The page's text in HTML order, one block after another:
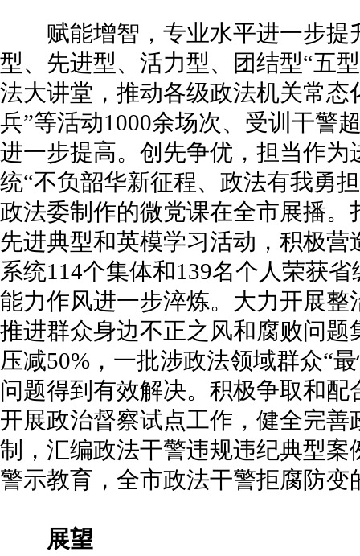
赋能增智，专业水平进一步提
型、先进型、活力型、团结型“五
法大讲堂，推动各级政法机关常态
兵”等活动1000余场次、受训干警
进一步提高。创先争优，担当作
统“不负韶华新征程、政法有我勇
政法委制作的微党课在全市展播
先进典型和英模学习活动，积极营
系统114个集体和139名个人荣获
能力作风进一步淬炼。大力开展
推进群众身边不正之风和腐败问
压减50%，一批涉政法领域群众“
问题得到有效解决。积极争取和
开展政治督察试点工作，健全完善
制，汇编政法干警违规违纪典型
警示教育，全市政法干警拒腐防变
展望